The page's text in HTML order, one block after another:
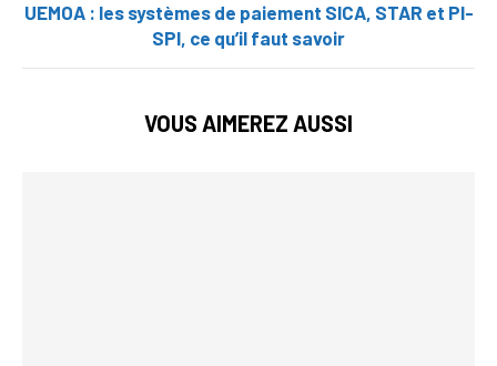
UEMOA : les systèmes de paiement SICA, STAR et PI-
SPI, ce qu’il faut savoir
VOUS AIMEREZ AUSSI